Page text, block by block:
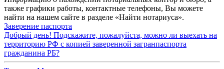
также графики работы, контактные телефоны, Вы можете
найти на нашем сайте в разделе «Найти нотариуса».
Заверение паспорта
Добрый день! Подскажите, пожалуйста, можно ли выехать на
территорию РФ с копией заверенной загранпаспорта
гражданина РБ?